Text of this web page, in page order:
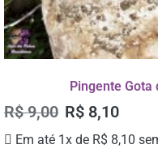
Pingente Gota
R$9,00 R$ 8,10
Em até 1x de R$ 8,10